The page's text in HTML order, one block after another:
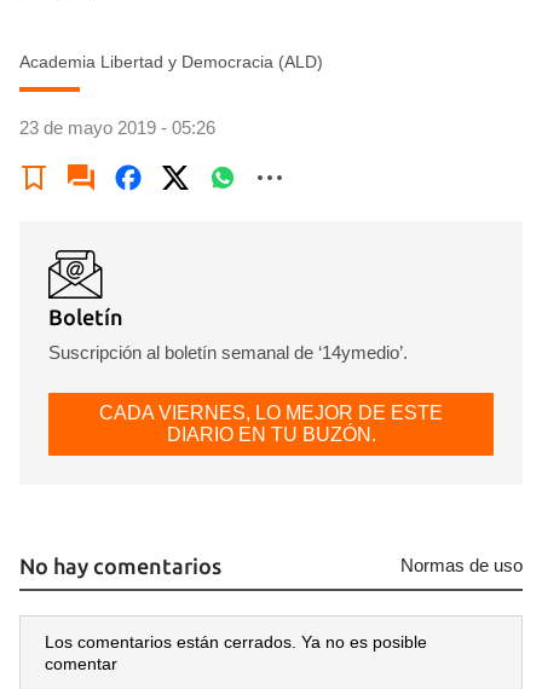
Academia Libertad y Democracia (ALD)
23 de mayo 2019 - 05:26
Boletín
Suscripción al boletín semanal de ‘14ymedio’.
CADA VIERNES, LO MEJOR DE ESTE
DIARIO EN TU BUZÓN.
No hay comentarios Normas de uso
Los comentarios están cerrados. Ya no es posible
comentar